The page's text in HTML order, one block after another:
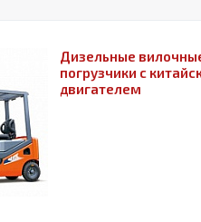
Дизельные
погрузчики с
двигателем